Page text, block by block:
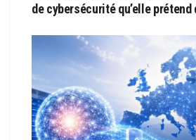
de cybersécurité qu’elle prétend